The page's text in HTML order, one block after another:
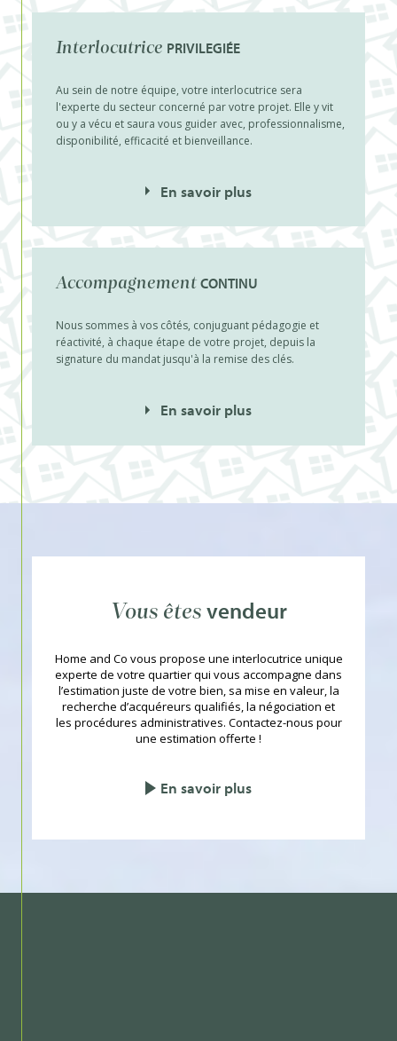
Interlocutrice PRIVILEGIÉE
Au sein de notre équipe, votre interlocutrice sera
l'experte du secteur concerné par votre projet. Elle y vit
ou y a vécu et saura vous guider avec, professionnalisme,
disponibilité, efficacité et bienveillance.
En savoir plus
AccompagnementCONTINU
Nous sommes à vos côtés, conjuguant pédagogie et
réactivité, à chaque étape de votre projet, depuis la
signature du mandat jusqu'à la remise des clés.
En savoir plus
Vous êtes vendeur
Home and Co vous propose une interlocutrice unique
experte de votre quartier qui vous accompagne dans
l’estimation juste de votre bien, sa mise en valeur, la
recherche d’acquéreurs qualifiés, la négociation et
les procédures administratives. Contactez-nous pour
une estimation offerte !
En savoir plus